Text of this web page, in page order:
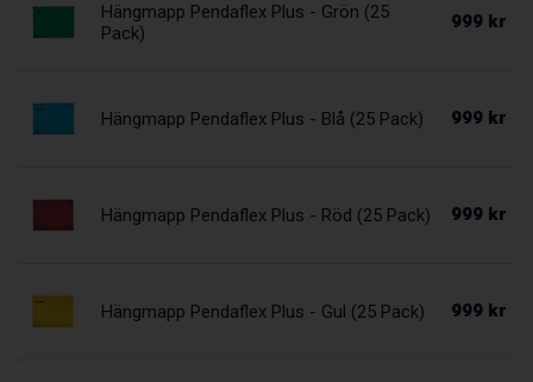
Hängmapp Pendaflex Plus - Grön (25
Pack)
999 kr
Hängmapp Pendaflex Plus - Blå (25 Pack) 999 kr
Hängmapp Pendaflex Plus - Röd (25 Pack) 999 kr
Hängmapp Pendaflex Plus - Gul (25 Pack) 999 kr